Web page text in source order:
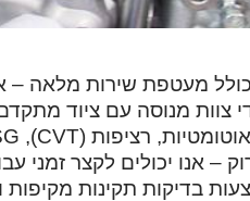
כולל מעטפת שירות
צוות מנוסה עם ציוד
– אנו יכולים לקצר
בדיקות תקינות מקיפות